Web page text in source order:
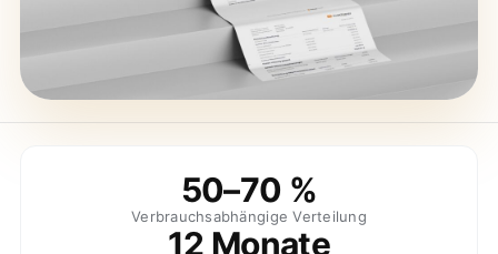
50–70 %
Verbrauchsabhängige Verteilung
12 Monate